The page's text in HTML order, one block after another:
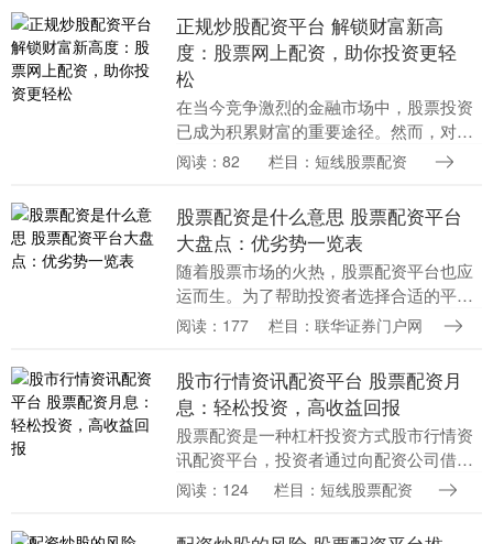
股票配资市场鱼龙....
正规炒股配资平台 解锁财富新高
度：股票网上配资，助你投资更轻
松
在当今竞争激烈的金融市场中，股票投资
已成为积累财富的重要途径。然而，对于
资金有限的投资者来说，传统投资方式往
而生，为投资者提....
阅读：82 栏目：短线股票配资
股票配资是什么意思 股票配资平台
大盘点：优劣势一览表
随着股票市场的火热，股票配资平台也应
运而生。为了帮助投资者选择合适的平
台，我们整理了一份股票配资平台大盘
先的综合性证券公司....
阅读：177 栏目：联华证券门户网
股市行情资讯配资平台 股票配资月
息：轻松投资，高收益回报
股票配资是一种杠杆投资方式股市行情资
讯配资平台，投资者通过向配资公司借入
资金，放大自己的投资本金，从而获得更
月向投资者收取的....
阅读：124 栏目：短线股票配资